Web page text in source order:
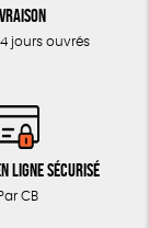
jours ouvrés
ligne sécurisé
CB